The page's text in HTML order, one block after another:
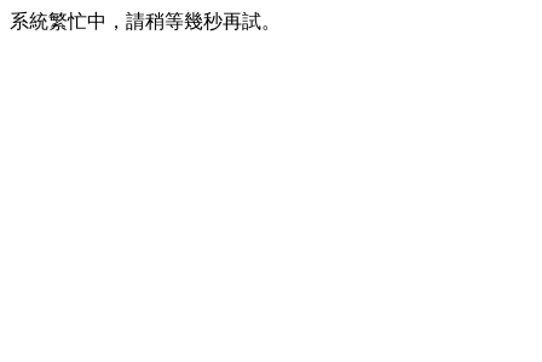
系統繁忙中，請稍等幾秒再試。